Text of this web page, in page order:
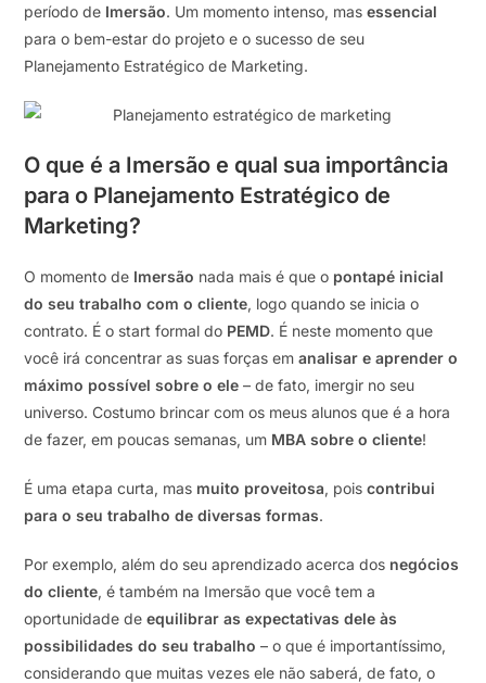
período de Imersão. Um momento intenso, masessencial
para o bem-estar do projeto e o sucesso de seu
Planejamento Estratégico de Marketing.
O que é a Imersão e qual sua importância
para o Planejamento Estratégico de
Marketing?
O momento de Imersão nada mais é que o pontapé inicial
do seu trabalho com o cliente, logo quando se inicia o
contrato. É o start formal do PEMD. É neste momento que
você irá concentrar as suas forças emanalisar e aprender o
máximo possível sobre o ele – de fato, imergir no seu
universo. Costumo brincar com os meus alunos que é a hora
de fazer, em poucas semanas, um MBA sobre o cliente!
É uma etapa curta, mas muito proveitosa, poiscontribui
para o seu trabalho de diversas formas.
Por exemplo, além do seu aprendizado acerca dos negócios
do cliente, é também na Imersão que você tem a
oportunidade deequilibrar as expectativas dele às
possibilidades do seu trabalho – o que é importantíssimo,
considerando que muitas vezes ele não saberá, de fato, o